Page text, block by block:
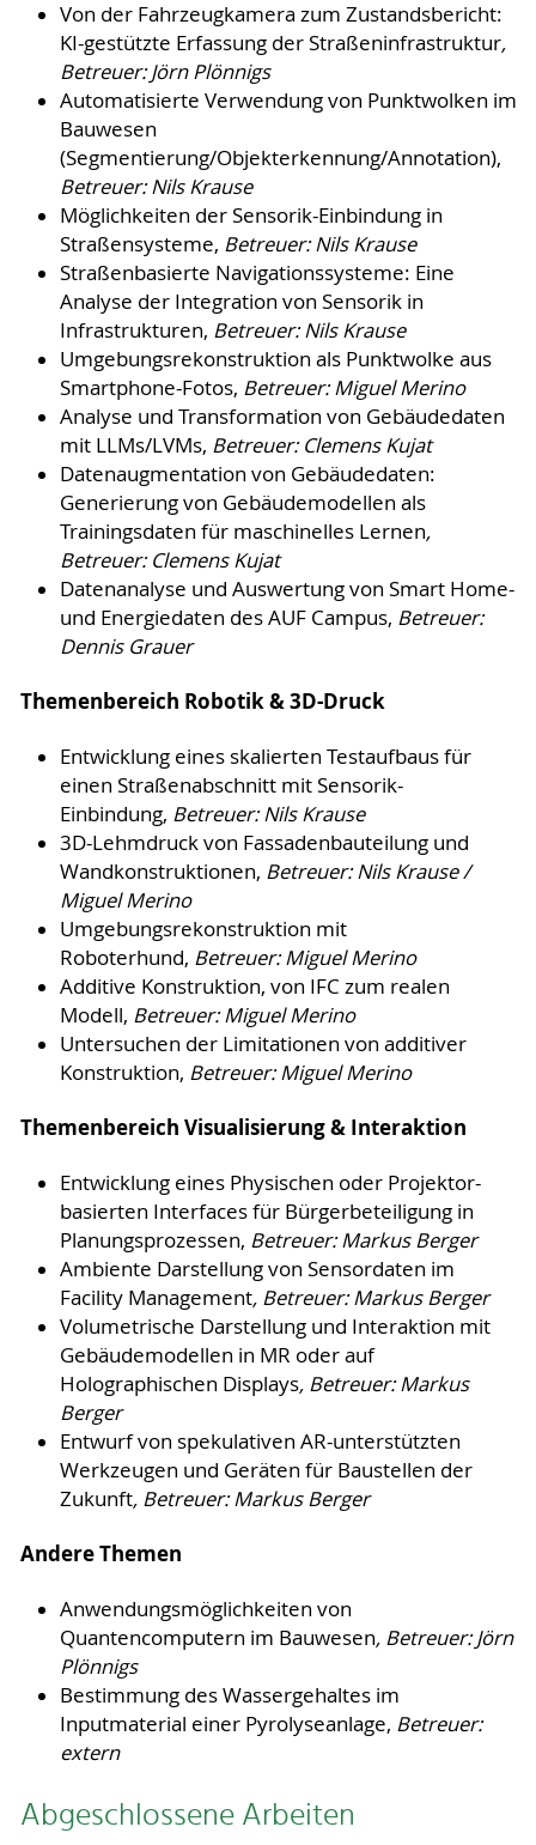
Von der Fahrzeugkamera zum Zustandsbericht:
KI-gestützte Erfassung der Straßeninfrastruktur,
Betreuer: Jörn Plönnigs
Automatisierte Verwendung von Punktwolken im
Bauwesen
(Segmentierung/Objekterkennung/Annotation),
Betreuer: Nils Krause
Möglichkeiten der Sensorik-Einbindung in
Straßensysteme, Betreuer: Nils Krause
Straßenbasierte Navigationssysteme: Eine
Analyse der Integration von Sensorik in
Infrastrukturen, Betreuer: Nils Krause
Umgebungsrekonstruktion als Punktwolke aus
Smartphone-Fotos, Betreuer: Miguel Merino
Analyse und Transformation von Gebäudedaten
mit LLMs/LVMs, Betreuer: Clemens Kujat
Datenaugmentation von Gebäudedaten:
Generierung von Gebäudemodellen als
Trainingsdaten für maschinelles Lernen,
Betreuer: Clemens Kujat
Datenanalyse und Auswertung von Smart Home-
und Energiedaten des AUF Campus, Betreuer:
Dennis Grauer
Themenbereich Robotik & 3D-Druck
Entwicklung eines skalierten Testaufbaus für
einen Straßenabschnitt mit Sensorik-
Einbindung, Betreuer: Nils Krause
3D-Lehmdruck von Fassadenbauteilung und
Wandkonstruktionen, Betreuer: Nils Krause /
Miguel Merino
Umgebungsrekonstruktion mit
Roboterhund, Betreuer: Miguel Merino
Additive Konstruktion, von IFC zum realen
Modell, Betreuer: Miguel Merino
Untersuchen der Limitationen von additiver
Konstruktion, Betreuer: Miguel Merino
Themenbereich Visualisierung & Interaktion
Entwicklung eines Physischen oder Projektor-
basierten Interfaces für Bürgerbeteiligung in
Planungsprozessen, Betreuer: Markus Berger
Ambiente Darstellung von Sensordaten im
Facility Management, Betreuer: Markus Berger
Volumetrische Darstellung und Interaktion mit
Gebäudemodellen in MR oder auf
Holographischen Displays, Betreuer: Markus
Berger
Entwurf von spekulativen AR-unterstützten
Werkzeugen und Geräten für Baustellen der
Zukunft, Betreuer: Markus Berger
Andere Themen
Anwendungsmöglichkeiten von
Quantencomputern im Bauwesen, Betreuer: Jörn
Plönnigs
Bestimmung des Wassergehaltes im
Inputmaterial einer Pyrolyseanlage, Betreuer:
extern
Abgeschlossene Arbeiten